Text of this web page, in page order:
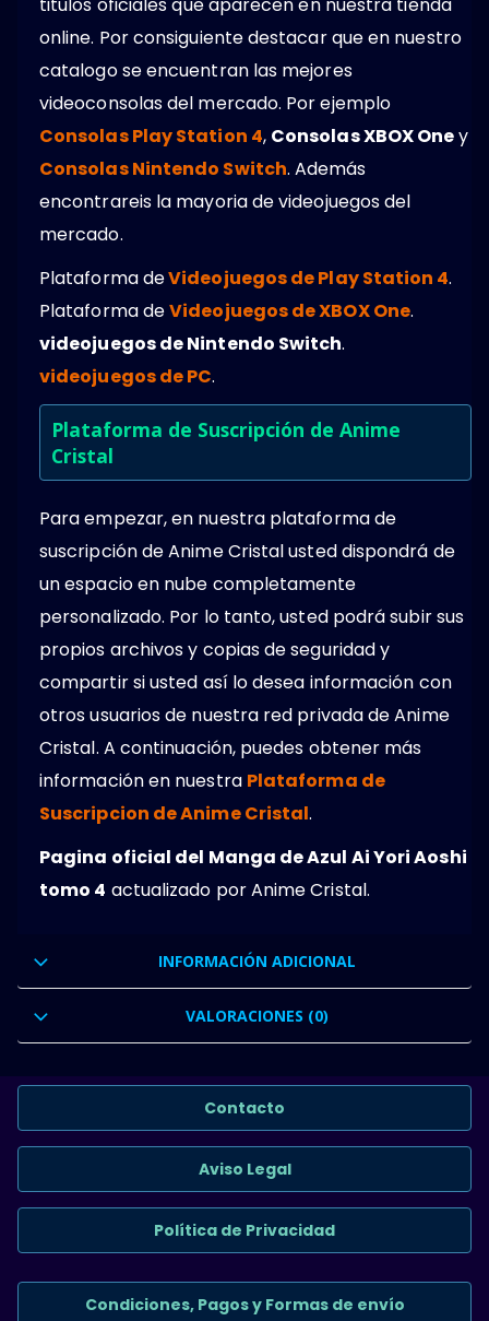
online. Por consiguiente destacar que en nuestro
catalogo se encuentran las mejores
videoconsolas del mercado. Por ejemplo
Consolas Play Station 4, Consolas XBOX Oney
Consolas Nintendo Switch. Además
encontrareis la mayoria de videojuegos del
mercado.
Plataforma deVideojuegos de Play Station 4.
Plataforma deVideojuegos de XBOX One.
videojuegos de Nintendo Switch.
videojuegos de PC.
Plataforma de Suscripción de Anime
Cristal
Para empezar, en nuestra plataforma de
suscripción de Anime Cristal usted dispondrá de
un espacio en nube completamente
personalizado. Por lo tanto, usted podrá subir sus
propios archivos y copias de seguridad y
compartir si usted así lo desea información con
otros usuarios de nuestra red privada de Anime
Cristal. A continuación, puedes obtener más
información en nuestra Plataforma de
Suscripcion de Anime Cristal.
Pagina oficial del Manga de Azul Ai Yori Aoshi
tomo 4 actualizado por Anime Cristal.
INFORMACIÓN ADICIONAL
VALORACIONES (0)
Contacto
Aviso Legal
Política de Privacidad
Condiciones, Pagos y Formas de envío